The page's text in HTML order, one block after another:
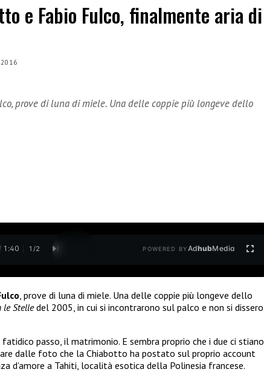
e Fabio Fulco, finalmente aria di
prove di luna di miele. Una delle coppie più longeve dello
1:40 1 /2 POWERED BYAdhubMedia
, prove di luna di miele. Una delle coppie più longeve dello
le Stelledel 2005, in cui si incontrarono sul palco e non si dissero
passo, il matrimonio. E sembra proprio che i due ci stiano
dalle foto che la Chiabotto ha postato sul proprio account
d’amore a Tahiti, località esotica della Polinesia francese.